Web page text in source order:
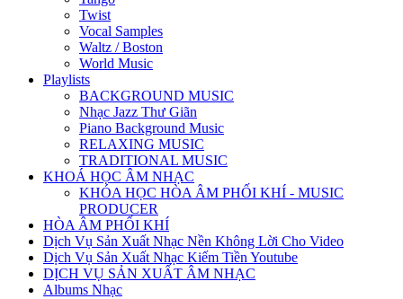
Twist
Vocal Samples
Waltz / Boston
World Music
Playlists
BACKGROUND MUSIC
Nhạc Jazz Thư Giãn
Piano Background Music
RELAXING MUSIC
TRADITIONAL MUSIC
KHOÁ HỌC ÂM NHẠC
KHÓA HỌC HÒA ÂM PHỐI KHÍ - MUSIC
PRODUCER
HÒA ÂM PHỐI KHÍ
Dịch Vụ Sản Xuất Nhạc Nền Không Lời Cho Video
Dịch Vụ Sản Xuất Nhạc Kiếm Tiền Youtube
DỊCH VỤ SẢN XUẤT ÂM NHẠC
Albums Nhạc